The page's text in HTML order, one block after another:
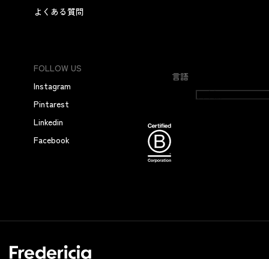
よくある質問
FOLLOW US
Instagram
Pintarest
Linkedin
Facebook
言語
日本語